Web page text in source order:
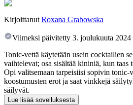
Kirjoittanut Roxana Grabowska
Viimeksi päivitetty 3. joulukuuta 2024
Tonic-vettä käytetään usein cocktailien
vaihtelevat; osa sisältää kininiä, kun taas
Opi valitsemaan tarpeisiisi sopivin tonic-
koostumusten erot ja saat vinkkejä
säilyvät.
Lue lisää sovelluksesta